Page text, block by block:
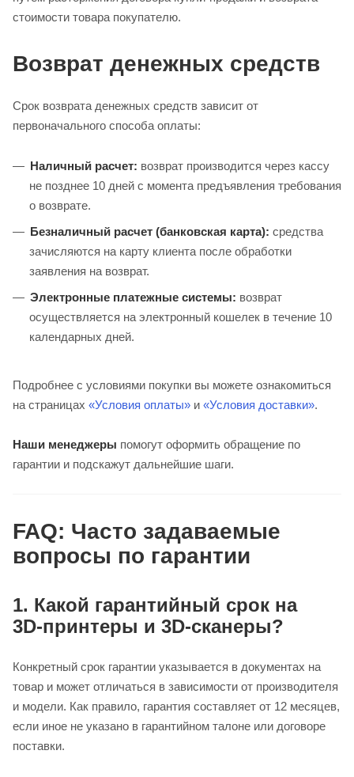
стоимости товара покупателю.
Возврат денежных средств
Срок возврата денежных средств зависит от
первоначального способа оплаты:
Наличный расчет: возврат производится через кассу
не позднее 10 дней с момента предъявления требования
о возврате.
Безналичный расчет (банковская карта): средства
зачисляются на карту клиента после обработки
заявления на возврат.
Электронные платежные системы: возврат
осуществляется на электронный кошелек в течение 10
календарных дней.
Подробнее с условиями покупки вы можете ознакомиться
на страницах «Условия оплаты» и «Условия доставки».
Наши менеджеры помогут оформить обращение по
гарантии и подскажут дальнейшие шаги.
FAQ: Часто задаваемые
вопросы по гарантии
1. Какой гарантийный срок на
3D‑принтеры и 3D‑сканеры?
Конкретный срок гарантии указывается в документах на
товар и может отличаться в зависимости от производителя
и модели. Как правило, гарантия составляет от 12 месяцев,
если иное не указано в гарантийном талоне или договоре
поставки.